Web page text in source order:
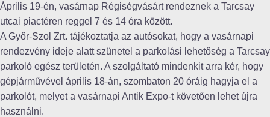
Április 19-én, vasárnap Régiségvásárt rendeznek a Tarcsay
utcai piactéren reggel 7 és 14 óra között.
A Győr-Szol Zrt. tájékoztatja az autósokat, hogy a vasárnapi
rendezvény ideje alatt szünetel a parkolási lehetőség a Tarcsay
parkoló egész területén. A szolgáltató mindenkit arra kér, hogy
gépjárművével április 18-án, szombaton 20 óráig hagyja el a
parkolót, melyet a vasárnapi Antik Expo-t követően lehet újra
használni.